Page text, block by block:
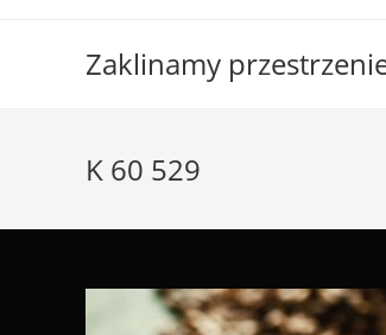
Zaklinamy
K 60 529